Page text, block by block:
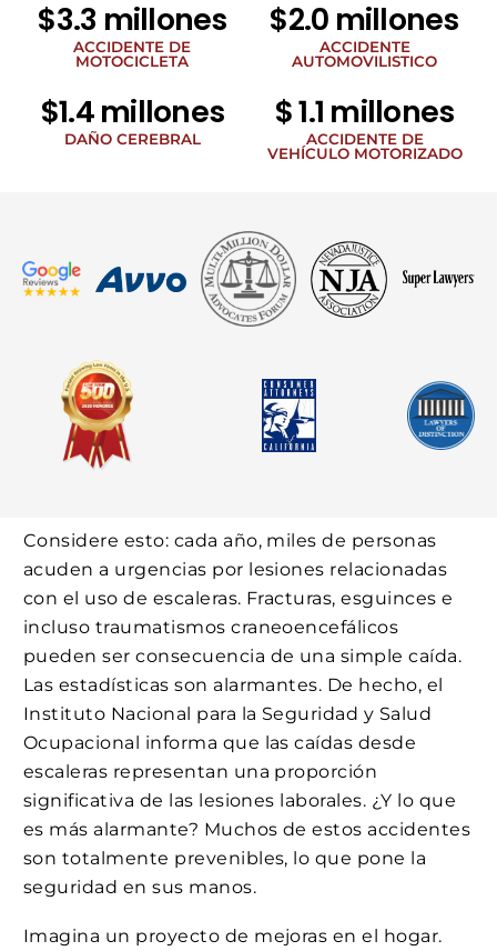
$3.3 millones
ACCIDENTE DE
MOTOCICLETA
$2.0 millones
ACCIDENTE
AUTOMOVILISTICO
$1.4 millones
DAÑO CEREBRAL
$ 1.1 millones
ACCIDENTE DE
VEHÍCULO MOTORIZADO
Considere esto: cada año, miles de personas
acuden a urgencias por lesiones relacionadas
con el uso de escaleras. Fracturas, esguinces e
incluso traumatismos craneoencefálicos
pueden ser consecuencia de una simple caída.
Las estadísticas son alarmantes. De hecho, el
Instituto Nacional para la Seguridad y Salud
Ocupacional informa que las caídas desde
escaleras representan una proporción
significativa de las lesiones laborales. ¿Y lo que
es más alarmante? Muchos de estos accidentes
son totalmente prevenibles, lo que pone la
seguridad en sus manos.
Imagina un proyecto de mejoras en el hogar.